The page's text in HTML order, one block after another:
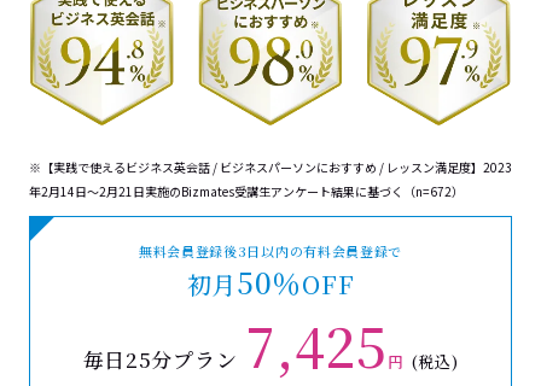
※【実践で使えるビジネス英会話 / ビジネスパーソンにおすすめ / レッスン満足度】2023
年2月14日～2月21日実施のBizmates受講生アンケート結果に基づく（n=672）
無料会員登録後3日以内の有料会員登録で
初月50％OFF
毎日25分プラン 7,425 円 (税込)